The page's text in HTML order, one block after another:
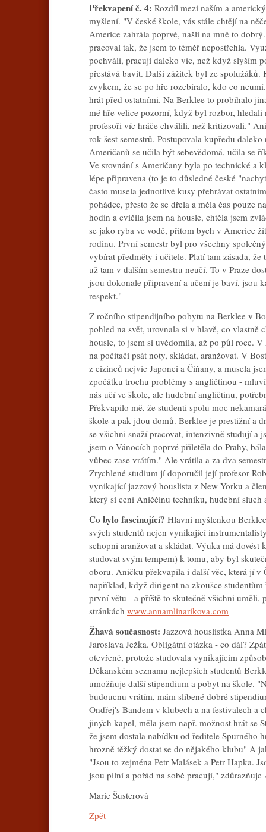
Překvapení č. 4: Rozdíl mezi naším a
myšlení. "V české škole, vás stále chtějí na
Americe zahrála poprvé, našli na mně to
pracoval tak, že jsem to téměř nepostřehla.
pochválí, pracuji daleko víc, než když slyším
přestává bavit. Další zážitek byl ze spolužáků.
zvykem, že se po hře rozebíralo, kdo co
hrát před ostatními. Na Berklee to probíhalo
mé hře velice pozorní, když byl rozbor, hledali
profesoři víc hráče chválili, než kritizovali."
rok šest semestrů. Postupovala kupředu
Američanů se učila být sebevědomá, učila se
Ve srovnání s Američany byla po technické a
lépe připravena (to je to důsledné české
často musela jednotlivé kusy přehrávat
pohádce, přesto že se dřela a měla čas pouze
hodin a cvičila jsem na housle, chtěla jsem
se jako ryba ve vodě, přitom bych v Americe
rodinu. První semestr byl pro všechny
vybírat předměty i učitele. Platí tam zásada, že
už tam v dalším semestru neučí. To v Praze
jsou dokonale připravení a učení je baví, jsou
respekt."
Z ročního stipendijního pobytu na Berklee v
pohled na svět, urovnala si v hlavě, co vlastně
housle, to jsem si uvědomila, až po půl roce.
na počítači psát noty, skládat, aranžovat. V
z cizinců nejvíc Japonci a Číňany, a musela
zpočátku trochu problémy s angličtinou -
nás učí ve škole, ale hudební angličtinu,
Překvapilo mě, že studenti spolu moc
škole a pak jdou domů. Berklee je prestižní a
se všichni snaží pracovat, intenzivně studují a
jsem o Vánocích poprvé přiletěla do Prahy,
vůbec zase vrátím." Ale vrátila a za dva
Zrychlené studium jí doporučil její profesor
vynikající jazzový houslista z New Yorku a
který si cení Aniččinu techniku, hudební sluch
Co bylo fascinující? Hlavní myšlenkou
svých studentů nejen vynikající
schopni aranžovat a skládat. Výuka má dovést
studovat svým tempem) k tomu, aby byl
oboru. Aničku překvapila i další věc, která jí v
například, když dirigent na zkoušce
první větu - a příště to skutečně všichni uměli,
stránkách www.annamlinarikova.com
Žhavá současnost: Jazzová houslistka Anna
Jaroslava Ježka. Obligátní otázka - co dál?
otevřené, protože studovala vynikajícím
Děkanském seznamu nejlepších studentů
umožňuje další stipendium a pobyt na škole.
budoucnu vrátím, mám slíbené dobré
Ondřej's Bandem v klubech a na festivalech a
jiných kapel, měla jsem např. možnost hrát se
že jsem dostala nabídku od ředitele Spurného
hrozně těžký dostat se do nějakého klubu" A
"Jsou to zejména Petr Malásek a Petr Hapka.
jsou pilní a pořád na sobě pracují,"
Marie Šusterová
Zpět